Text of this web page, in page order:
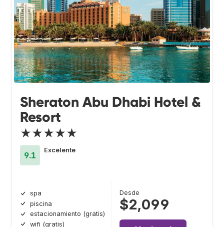
Sheraton Abu Dhabi Hotel &
Resort
★★★★★
9.1
Excelente
spa
piscina
estacionamiento (gratis)
wifi (gratis)
Desde
$2,099